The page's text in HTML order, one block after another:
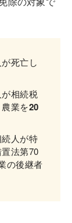
死亡し
相続税
業を20
人が特
法第70
の後継者